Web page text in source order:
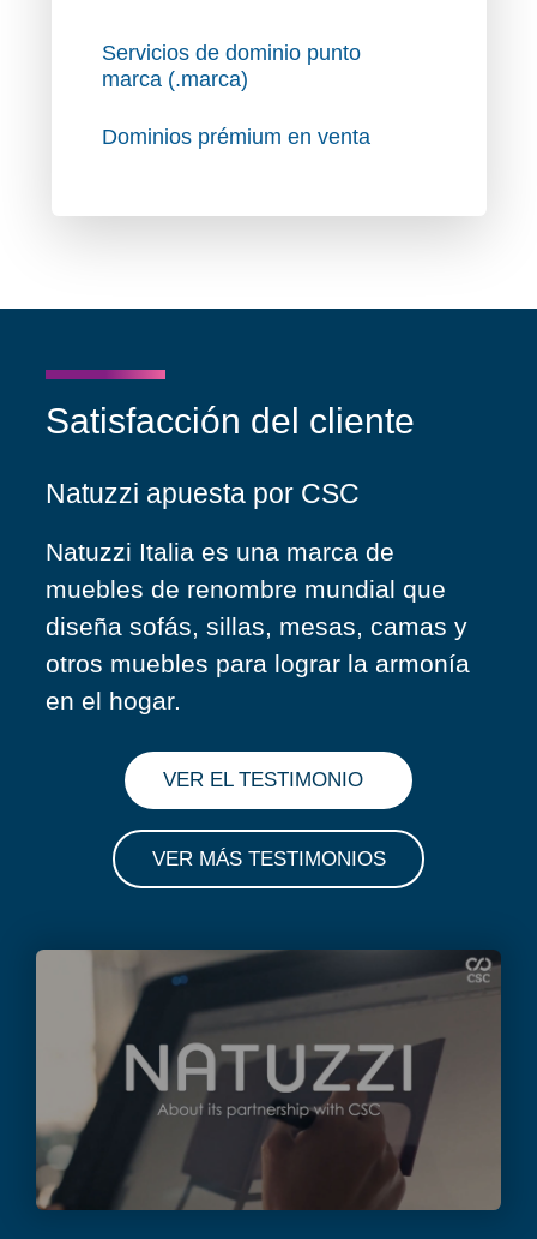
Servicios de dominio punto
marca (.marca)
Dominios prémium en venta
Satisfacción del cliente
Natuzzi apuesta por CSC
Natuzzi Italia es una marca de
muebles de renombre mundial que
diseña sofás, sillas, mesas, camas y
otros muebles para lograr la armonía
en el hogar.
VER EL TESTIMONIO
VER EL TESTIMONIO DE NATUZZI
VER MÁS TESTIMONIOS
VER MÁS TESTIMONIOS